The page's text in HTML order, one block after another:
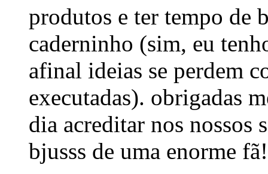
produtos e ter tempo de
caderninho (sim, eu
afinal ideias se perdem
executadas). obrigadas
dia acreditar nos nossos
bjusss de uma enorme fã!